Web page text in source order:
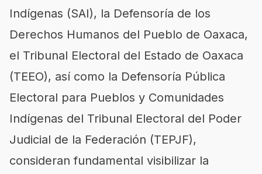
Indígenas (SAI), la Defensoría de los
Derechos Humanos del Pueblo de Oaxaca,
el Tribunal Electoral del Estado de Oaxaca
(TEEO), así como la Defensoría Pública
Electoral para Pueblos y Comunidades
Indígenas del Tribunal Electoral del Poder
Judicial de la Federación (TEPJF),
consideran fundamental visibilizar la